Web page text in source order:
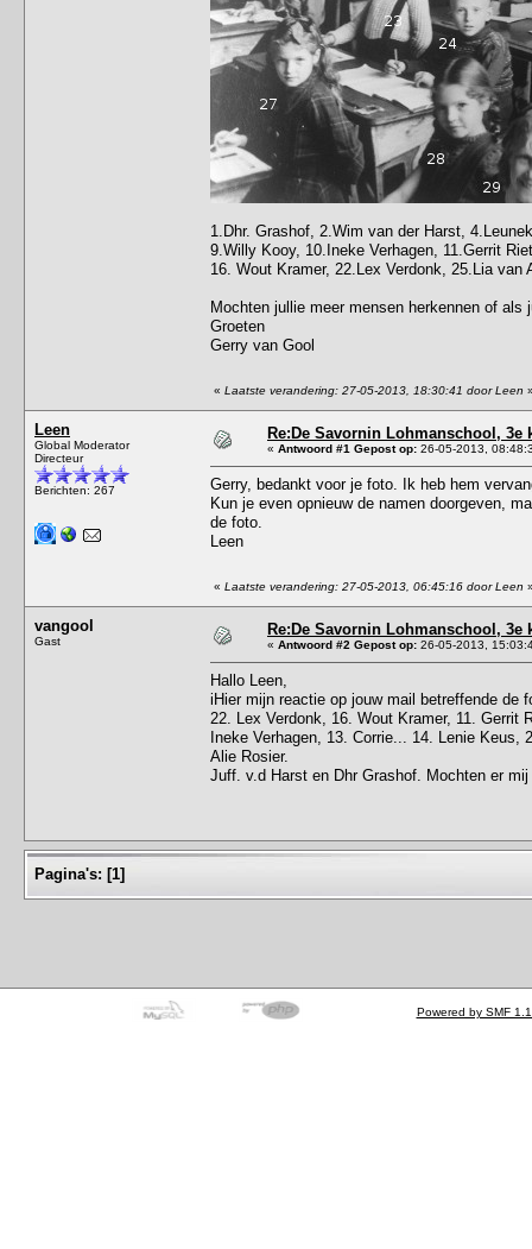
1.Dhr. Grashof, 2.Wim van der Harst,
9.Willy Kooy, 10.Ineke Verhagen, 11.Gerrit
16. Wout Kramer, 22.Lex Verdonk, 25.Lia
Mochten jullie meer mensen herkennen of
Groeten
Gerry van Gool
« Laatste verandering: 27-05-2013, 18:30:41 door Leen
Leen
Global Moderator
Directeur
Berichten: 267
Re:De Savornin Lohmanschool, 3e
« Antwoord #1 Gepost op: 26-05-2013,
Gerry, bedankt voor je foto. Ik heb hem
Kun je even opnieuw de namen doorgeven,
de foto.
Leen
« Laatste verandering: 27-05-2013, 06:45:16 door Leen
vangool
Gast
Re:De Savornin Lohmanschool, 3e
« Antwoord #2 Gepost op: 26-05-2013,
Hallo Leen,
iHier mijn reactie op jouw mail betreffende de
22. Lex Verdonk, 16. Wout Kramer, 11.
Ineke Verhagen, 13. Corrie... 14. Lenie
Alie Rosier.
Juff. v.d Harst en Dhr Grashof. Mochten er
Pagina's: [1]
Powered by SMF